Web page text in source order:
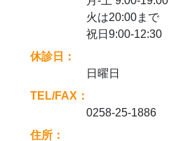
火は20:00まで
祝日9:00-12:30
休診日：
日曜日
TEL/FAX：
0258-25-1886
住所：